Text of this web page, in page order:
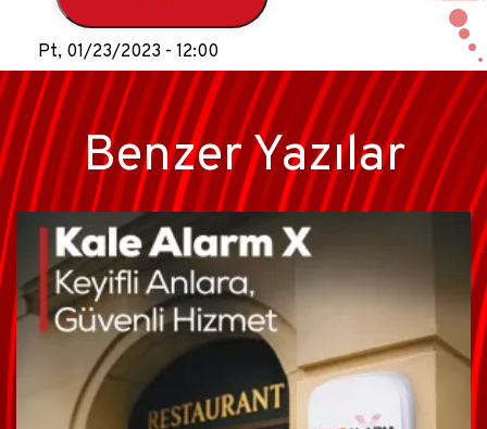
Pt, 01/23/2023 - 12:00
Benzer Yazılar